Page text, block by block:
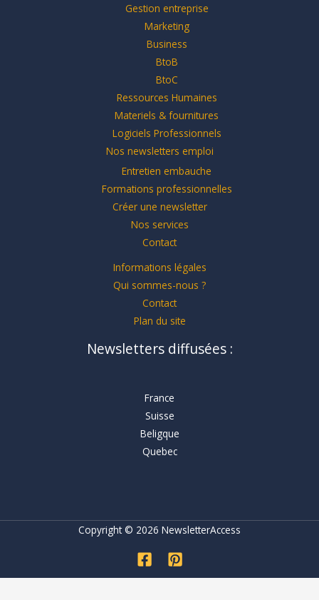
Gestion entreprise
Marketing
Business
BtoB
BtoC
Ressources Humaines
Materiels & fournitures
Logiciels Professionnels
Nos newsletters emploi
Entretien embauche
Formations professionnelles
Créer une newsletter
Nos services
Contact
Informations légales
Qui sommes-nous ?
Contact
Plan du site
Newsletters diffusées :
France
Suisse
Beligque
Quebec
Copyright © 2026 NewsletterAccess